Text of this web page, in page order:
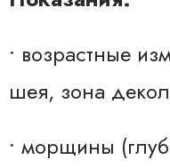
• возрастные
шея, зона
• морщины